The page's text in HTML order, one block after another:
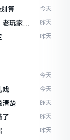
算 今天
玩家来
昨天
昨天
今天
戏 今天
清楚 昨天
了 昨天
昨天